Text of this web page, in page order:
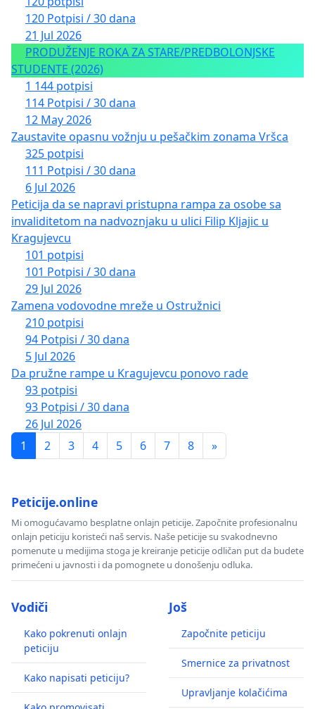
120 Potpisi / 30 dana
21 Jul 2026
PRODUŽENJE ROKA ZA STARE/PREDBOLONJSKE
STUDENTE (2026)
1 144 potpisi
114 Potpisi / 30 dana
12 May 2026
Zaustavite opasnu vožnju u pešačkim zonama Vršca
325 potpisi
111 Potpisi / 30 dana
6 Jul 2026
Peticija da se napravi pristupna rampa za osobe sa
invaliditetom na nadvoznjaku u ulici Filip Kljajic u
Kragujevcu
101 potpisi
101 Potpisi / 30 dana
29 Jul 2026
Zamena vodovodne mreže u Ostružnici
210 potpisi
94 Potpisi / 30 dana
5 Jul 2026
Da pružne rampe u Kragujevcu ponovo rade
93 potpisi
93 Potpisi / 30 dana
26 Jul 2026
1
2 3 4 5 6 7 8 »
Peticije.online
Mi omogućavamo besplatne onlajn peticije. Započnite profesionalnu
onlajn peticiju koristeći naš servis. Naše peticije su svakodnevno
pomenute u medijima stoga je kreiranje peticije odličan put da budete
primećeni u javnosti i da pomognete u donošenju odluka.
Vodiči
Kako pokrenuti onlajn
peticiju
Kako napisati peticiju?
Još
Započnite peticiju
Smernice za privatnost
Upravljanje kolačićima